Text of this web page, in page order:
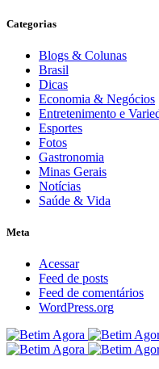
Categorias
Blogs & Colunas
Brasil
Dicas
Economia & Negócios
Entretenimento e
Esportes
Fotos
Gastronomia
Minas Gerais
Notícias
Saúde & Vida
Meta
Acessar
Feed de posts
Feed de comentários
WordPress.org